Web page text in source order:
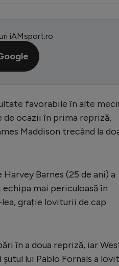
iAMsport.ro
favorabile în alte
de ocazii în prima repriză,
Maddison trecând la
Barnes (25 de ani) a
mai periculoasă în
grație loviturii de cap
în a doua repriză, iar
lui Pablo Fornals a lovit